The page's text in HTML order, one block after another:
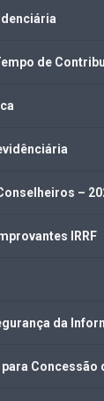
de
–
IRRF
da
para Concessão